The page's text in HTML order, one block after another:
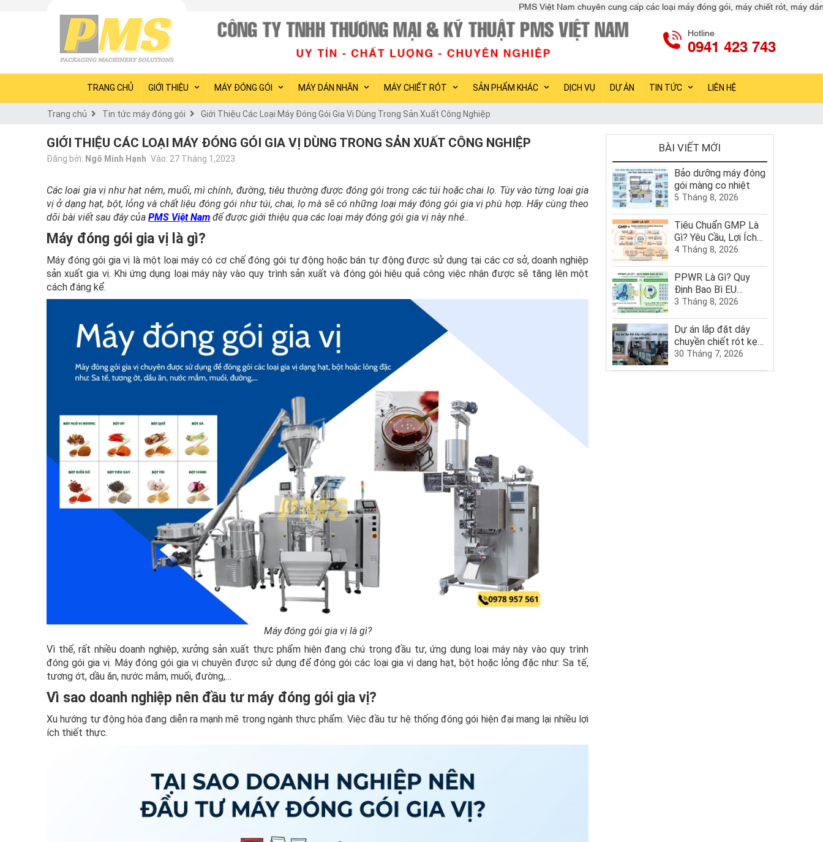
PMS Việt Nam chuyên cung cấp các loại máy đóng gói, máy chiết rót, máy dán nhãn, máy kiểm tra
Hotline
0941 423 743
TRANG CHỦ GIỚI THIỆU MÁY ĐÓNG GÓI MÁY DÁN NHÃN MÁY CHIẾT RÓT SẢN PHẨM KHÁC DỊCH VỤ DỰ ÁN TIN TỨC LIÊN HỆ
Trang chủ Tin tức máy đóng gói Giới Thiệu Các Loại Máy Đóng Gói Gia Vị Dùng Trong Sản Xuất Công Nghiệp
GIỚI THIỆU CÁC LOẠI MÁY ĐÓNG GÓI GIA VỊ DÙNG TRONG SẢN XUẤT CÔNG NGHIỆP
Đăng bởi: Ngô Minh Hạnh Vào: 27 Tháng 1,2023
Các loại gia vị như hạt nêm, muối, mì chính, đường, tiêu thường được đóng gói trong các túi hoặc chai lọ. Tùy vào từng loại gia
vị ở dạng hạt, bột, lỏng và chất liệu đóng gói như túi, chai, lọ mà sẽ có những loại máy đóng gói gia vị phù hợp. Hãy cùng theo
dõi bài viết sau đây của PMS Việt Nam để được giới thiệu qua các loại máy đóng gói gia vị này nhé..
Máy đóng gói gia vị là gì?
Máy đóng gói gia vị là một loại máy có cơ chế đóng gói tự động hoặc bán tự động được sử dụng tại các cơ sở, doanh nghiệp
sản xuất gia vị. Khi ứng dụng loại máy này vào quy trình sản xuất và đóng gói hiệu quả công việc nhận được sẽ tăng lên một
cách đáng kể.
Máy đóng gói gia vị là gì?
Vì thế, rất nhiều doanh nghiệp, xưởng sản xuất thực phẩm hiện đang chú trọng đầu tư, ứng dụng loại máy này vào quy trình
đóng gói gia vị. Máy đóng gói gia vị chuyên được sử dụng để đóng gói các loại gia vị dạng hạt, bột hoặc lỏng đặc như: Sa tế,
tương ớt, dầu ăn, nước mắm, muối, đường,…
Vì sao doanh nghiệp nên đầu tư máy đóng gói gia vị?
Xu hướng tự động hóa đang diễn ra mạnh mẽ trong ngành thực phẩm. Việc đầu tư hệ thống đóng gói hiện đại mang lại nhiều lợi
ích thiết thực.
BÀI VIẾT MỚI
Bảo dưỡng máy đóng
gói màng co nhiệt
5 Tháng 8, 2026
Tiêu Chuẩn GMP Là
Gì? Yêu Cầu, Lợi Ích
Và Quy Trình Chứng
4 Tháng 8, 2026
PPWR Là Gì? Quy
Định Bao Bì EU
2025–2030
3 Tháng 8, 2026
Dự án lắp đặt dây
chuyền chiết rót kẹo
tại Bến Tre
30 Tháng 7, 2026